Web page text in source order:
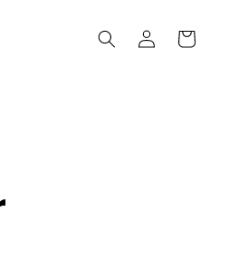
ConnexionPanier